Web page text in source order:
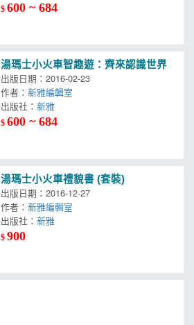
$600 ~ 684
湯瑪士小火車智趣遊：齊來認識世界
出版日期：2016-02-23
作者：新雅編輯室
出版社：
$600 ~ 684
湯瑪士小火車禮貌書 (套裝)
出版日期：2016-12-27
作者：新雅編輯室
出版社：
$900